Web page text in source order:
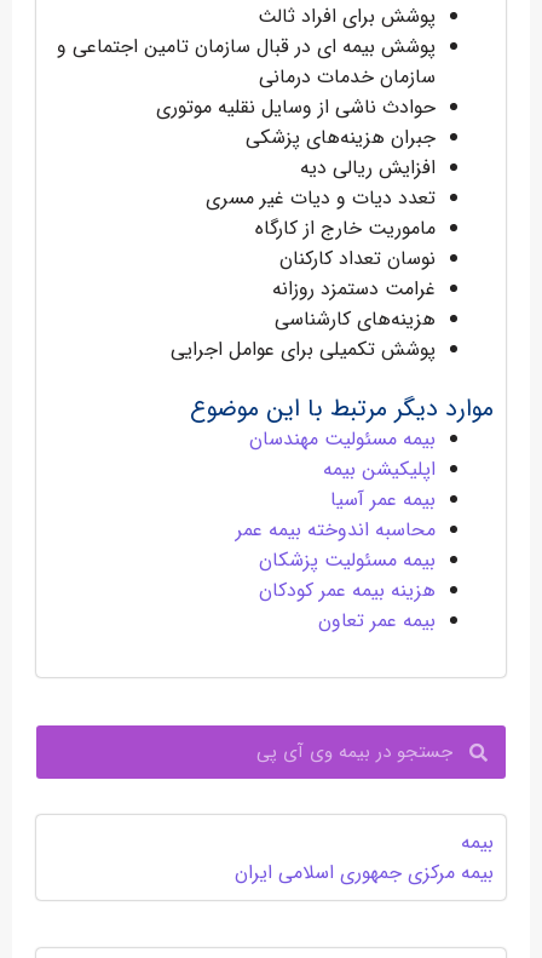
پوشش برای افراد ثالث
پوشش بیمه ای در قبال سازمان تامین اجتماعی و
سازمان خدمات درمانی
حوادث ناشی از وسایل نقلیه موتوری
جبران هزینه‌های پزشکی
افزایش ریالی دیه
تعدد دیات و دیات غیر مسری
ماموریت خارج از کارگاه
نوسان تعداد کارکنان
غرامت دستمزد روزانه
هزینه‌های کارشناسی
پوشش تکمیلی برای عوامل اجرایی
موارد دیگر مرتبط با این موضوع
بیمه مسئولیت مهندسان
اپلیکیشن بیمه
بیمه عمر آسیا
محاسبه اندوخته بیمه عمر
بیمه مسئولیت پزشکان
هزینه بیمه عمر کودکان
بیمه عمر تعاون
جستجو
بیمه
بیمه مرکزی جمهوری اسلامی ایران